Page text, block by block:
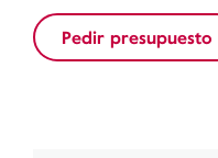
Pedir presupuesto